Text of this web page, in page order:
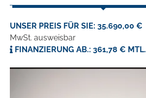
UNSER PREIS FÜR SIE: 35.690,00 €
MwSt. ausweisbar
FINANZIERUNG AB.: 361,78 € MTL.